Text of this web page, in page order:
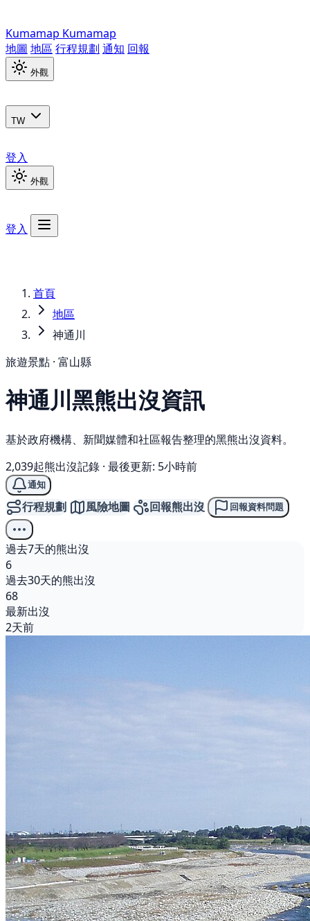
Kumamap Kumamap
地圖 地區 行程規劃 通知 回報
外觀
TW
登入
外觀
登入
首頁
地區
神通川
旅遊景點 · 富山縣
神通川黑熊出沒資訊
基於政府機構、新聞媒體和社區報告整理的黑熊出沒資料。
2,039起熊出沒記錄 · 最後更新: 5小時前
通知
行程規劃 風險地圖 回報熊出沒 回報資料問題
過去7天的熊出沒
6
過去30天的熊出沒
68
最新出沒
2天前